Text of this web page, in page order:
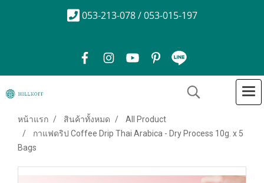
053-213-078 / 053-015-197
หน้าแรก สินค้าทั้งหมด
All Product
กาแฟดริป Coffee Drip Thai Arabica - Dry Process 10g. x 5
Bags